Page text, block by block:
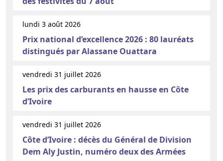
lundi 3 août 2026
Prix national d’excellence 2026 : 80 lauréats
distingués par Alassane Ouattara
vendredi 31 juillet 2026
Les prix des carburants en hausse en Côte
d’Ivoire
vendredi 31 juillet 2026
Côte d’Ivoire : décès du Général de Division
Dem Aly Justin, numéro deux des Armées